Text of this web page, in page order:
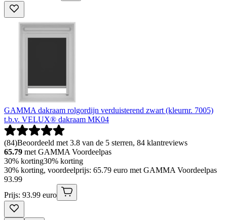
GAMMA dakraam rolgordijn verduisterend zwart (kleurnr. 7005)
t.b.v. VELUX® dakraam MK04
(84)Beoordeeld met 3.8 van de 5 sterren, 84 klantreviews
65.79 met GAMMA Voordeelpas
30% korting30% korting
30% korting, voordeelprijs: 65.79 euro met GAMMA Voordeelpas
93.99
Prijs: 93.99 euro